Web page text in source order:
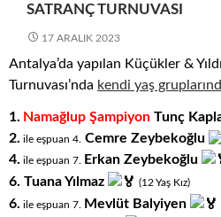
SATRANÇ TURNUVASI
17 ARALIK 2023
Antalya’da yapılan Küçükler &
Turnuvası’nda kendi yaş
1. Namağlup Şampiyon Tunç
2. ile eşpuan 4. Cemre Zeybekoğlu
4. ile eşpuan 7. Erkan Zeybekoğlu
6. Tuana Yılmaz (12 Yaş Kız)
6. ile eşpuan 7. Mevlüt Balyiyen